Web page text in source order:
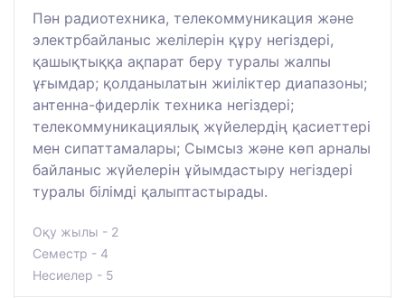
Пән радиотехника, телекоммуникация және
электрбайланыс желілерін құру негіздері,
қашықтыққа ақпарат беру туралы жалпы
ұғымдар; қолданылатын жиіліктер диапазоны;
антенна-фидерлік техника негіздері;
телекоммуникациялық жүйелердің қасиеттері
мен сипаттамалары; Сымсыз және көп арналы
байланыс жүйелерін ұйымдастыру негіздері
туралы білімді қалыптастырады.
Оқу жылы - 2
Семестр - 4
Несиелер - 5